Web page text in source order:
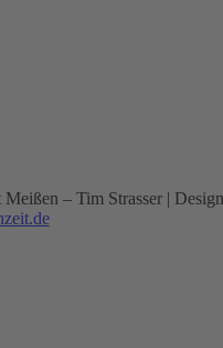
– Tim Strasser | Design